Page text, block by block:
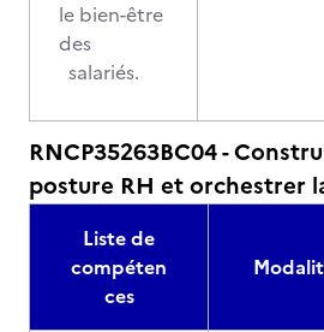
le bien-être
des
salariés.
RNCP35263BC04 -
posture RH et orchestrer
Liste de
compéten
ces